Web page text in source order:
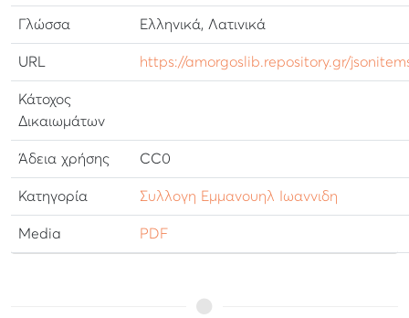
Γλώσσα Ελληνικά, Λατινικά
URL https://amorgoslib.repository.gr/
Κάτοχος
Δικαιωμάτων
Άδεια χρήσης CC0
Κατηγορία Συλλογη Εμμανουηλ Ιωαννιδη
Media PDF